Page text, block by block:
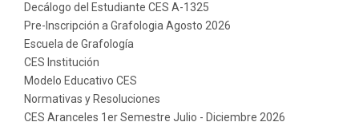
Decálogo del Estudiante CES A-1325
Pre-Inscripción a Grafologia Agosto 2026
Escuela de Grafología
CES Institución
Modelo Educativo CES
Normativas y Resoluciones
CES Aranceles 1er Semestre Julio - Diciembre 2026